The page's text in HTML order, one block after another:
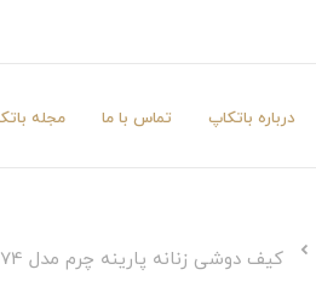
درباره باتکاپ تماس با ما مجله
کیف دوشی زنانه پارینه چرم مدل PLV74